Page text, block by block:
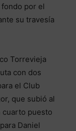
por el
su travesía
Torrevieja
con dos
el Club
que subió al
cuarto puesto
Daniel